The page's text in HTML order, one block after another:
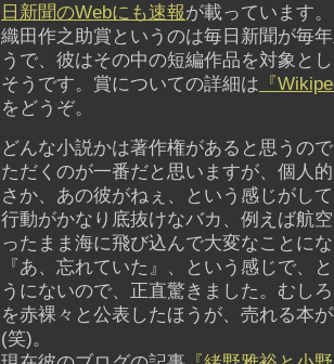
日新聞のWebにも速報が載っています。
織田作之助賞というのは毎日新聞が毎
うで、彼はその中の短編作品を対象と
そうです。賞についての詳細は 『
をどうぞ。
どんな小説かは著作権があると思うの
ただくのが一番だと思いますが、個人
さか、あの彼がねぇ、という感じがし
行動がかなり底抜けなバカ、例えば航
ったまま海に飛び込んで大変なことに
『あ、忘れていた』、という感じで、
うにないので、正直驚きました。むし
を赤裸々と公表したほうが、売れる本
(笑)。